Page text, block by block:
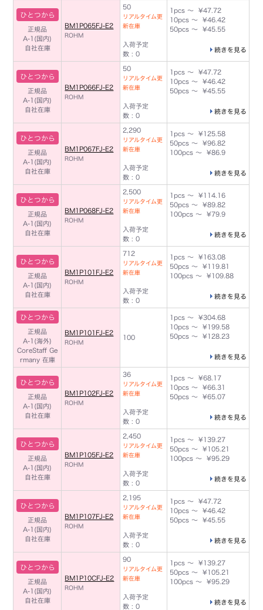
ひとつから
正規品
A-1(国内)
自社在庫
BM1P065FJ-E2
ROHM
50
リアルタイム更
新在庫
入荷予定
数 : 0
1pcs ～ ¥47.72
10pcs ～ ¥46.42
50pcs ～ ¥45.55
続きを見る
ひとつから
正規品
A-1(国内)
自社在庫
BM1P066FJ-E2
ROHM
50
リアルタイム更
新在庫
入荷予定
数 : 0
1pcs ～ ¥47.72
10pcs ～ ¥46.42
50pcs ～ ¥45.55
続きを見る
ひとつから
正規品
A-1(国内)
自社在庫
BM1P067FJ-E2
ROHM
2,290
リアルタイム更
新在庫
入荷予定
数 : 0
1pcs ～ ¥125.58
50pcs ～ ¥96.82
100pcs ～ ¥86.9
続きを見る
ひとつから
正規品
A-1(国内)
自社在庫
BM1P068FJ-E2
ROHM
2,500
リアルタイム更
新在庫
入荷予定
数 : 0
1pcs ～ ¥114.16
50pcs ～ ¥89.82
100pcs ～ ¥79.9
続きを見る
ひとつから
正規品
A-1(国内)
自社在庫
BM1P101FJ-E2
ROHM
712
リアルタイム更
新在庫
入荷予定
数 : 0
1pcs ～ ¥163.08
50pcs ～ ¥119.81
100pcs ～ ¥109.88
続きを見る
ひとつから
正規品
A-1(海外)
CoreStaff Ge
rmany 在庫
BM1P101FJ-E2
ROHM
100
1pcs ～ ¥304.68
10pcs ～ ¥199.58
50pcs ～ ¥128.23
続きを見る
ひとつから
正規品
A-1(国内)
自社在庫
BM1P102FJ-E2
ROHM
36
リアルタイム更
新在庫
入荷予定
数 : 0
1pcs ～ ¥68.17
10pcs ～ ¥66.31
50pcs ～ ¥65.07
続きを見る
ひとつから
正規品
A-1(国内)
自社在庫
BM1P105FJ-E2
ROHM
2,450
リアルタイム更
新在庫
入荷予定
数 : 0
1pcs ～ ¥139.27
50pcs ～ ¥105.21
100pcs ～ ¥95.29
続きを見る
ひとつから
正規品
A-1(国内)
自社在庫
BM1P107FJ-E2
ROHM
2,195
リアルタイム更
新在庫
入荷予定
数 : 0
1pcs ～ ¥47.72
10pcs ～ ¥46.42
50pcs ～ ¥45.55
続きを見る
ひとつから
正規品
A-1(国内)
自社在庫
BM1P10CFJ-E2
ROHM
90
リアルタイム更
新在庫
入荷予定
数 : 0
1pcs ～ ¥139.27
50pcs ～ ¥105.21
100pcs ～ ¥95.29
続きを見る